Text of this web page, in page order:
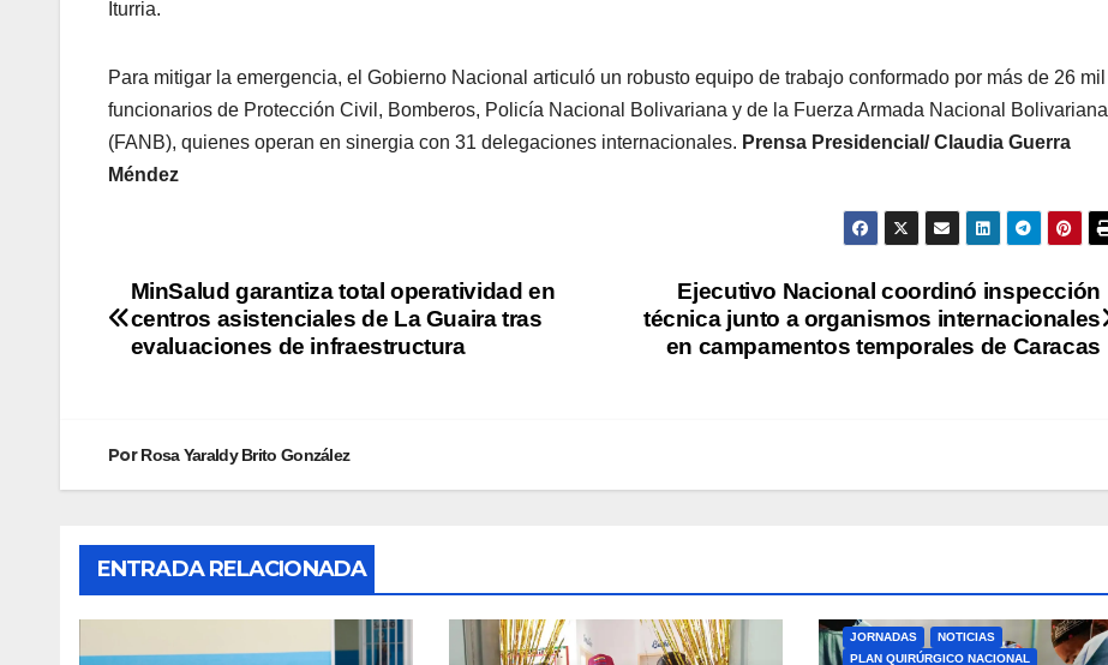
Iturria.
Para mitigar la emergencia, el Gobierno Nacional articuló un robusto equipo de trabajo conformado por más de 26 mil
funcionarios de Protección Civil, Bomberos, Policía Nacional Bolivariana y de la Fuerza Armada Nacional Bolivariana
(FANB), quienes operan en sinergia con 31 delegaciones internacionales. Prensa Presidencial/ Claudia Guerra
Méndez
Ejecutivo Nacional coordinó inspección
técnica junto a organismos internacionales
en campamentos temporales de Caracas
MinSalud garantiza total operatividad en
centros asistenciales de La Guaira tras
evaluaciones de infraestructura
PorRosa Yaraldy Brito González
ENTRADA RELACIONADA
JORNADAS
NOTICIAS
PLAN QUIRÚRGICO NACIONAL